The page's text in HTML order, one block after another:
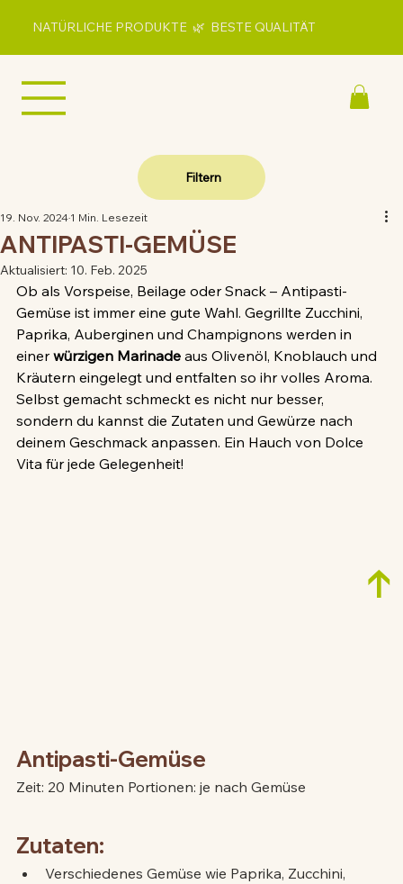
NATÜRLICHE PRODUKTE 🌿 BESTE QUALITÄT
ANTIPASTI-GEMÜSE
19. Nov. 2024 1 Min. Lesezeit
Aktualisiert: 10. Feb. 2025
Ob als Vorspeise, Beilage oder Snack – Antipasti-
Gemüse ist immer eine gute Wahl. Gegrillte Zucchini,
Paprika, Auberginen und Champignons werden in
einer würzigen Marinade aus Olivenöl, Knoblauch und
Kräutern eingelegt und entfalten so ihr volles Aroma.
Selbst gemacht schmeckt es nicht nur besser,
sondern du kannst die Zutaten und Gewürze nach
deinem Geschmack anpassen. Ein Hauch von Dolce
Vita für jede Gelegenheit!
Antipasti-Gemüse
Zeit: 20 Minuten Portionen: je nach Gemüse
Zutaten:
Verschiedenes Gemüse wie Paprika, Zucchini,
Filtern
↑